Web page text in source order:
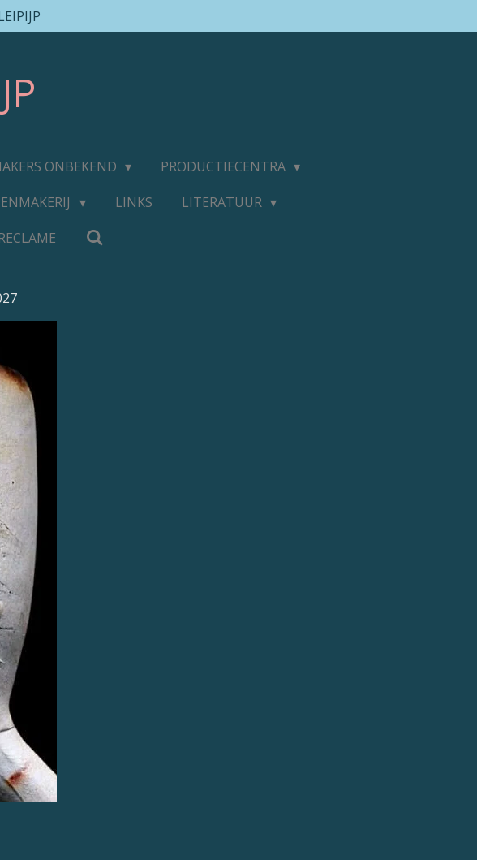
ONBEKEND
PRODUCTIECENTRA
LINKS
LITERATUUR